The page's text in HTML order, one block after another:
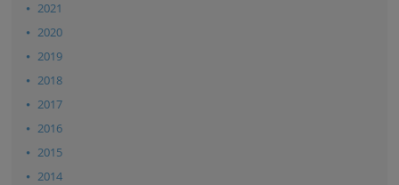
2021
2020
2019
2018
2017
2016
2015
2014